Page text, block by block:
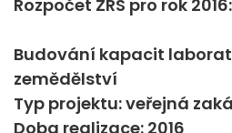
Rozpočet ZRS pro rok
Budování kapacit
zemědělství
Typ projektu: veřejná
Doba realizace: 2016